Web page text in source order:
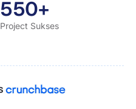
550+
Project Sukses